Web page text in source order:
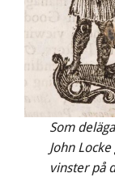
Som
John
vinster på